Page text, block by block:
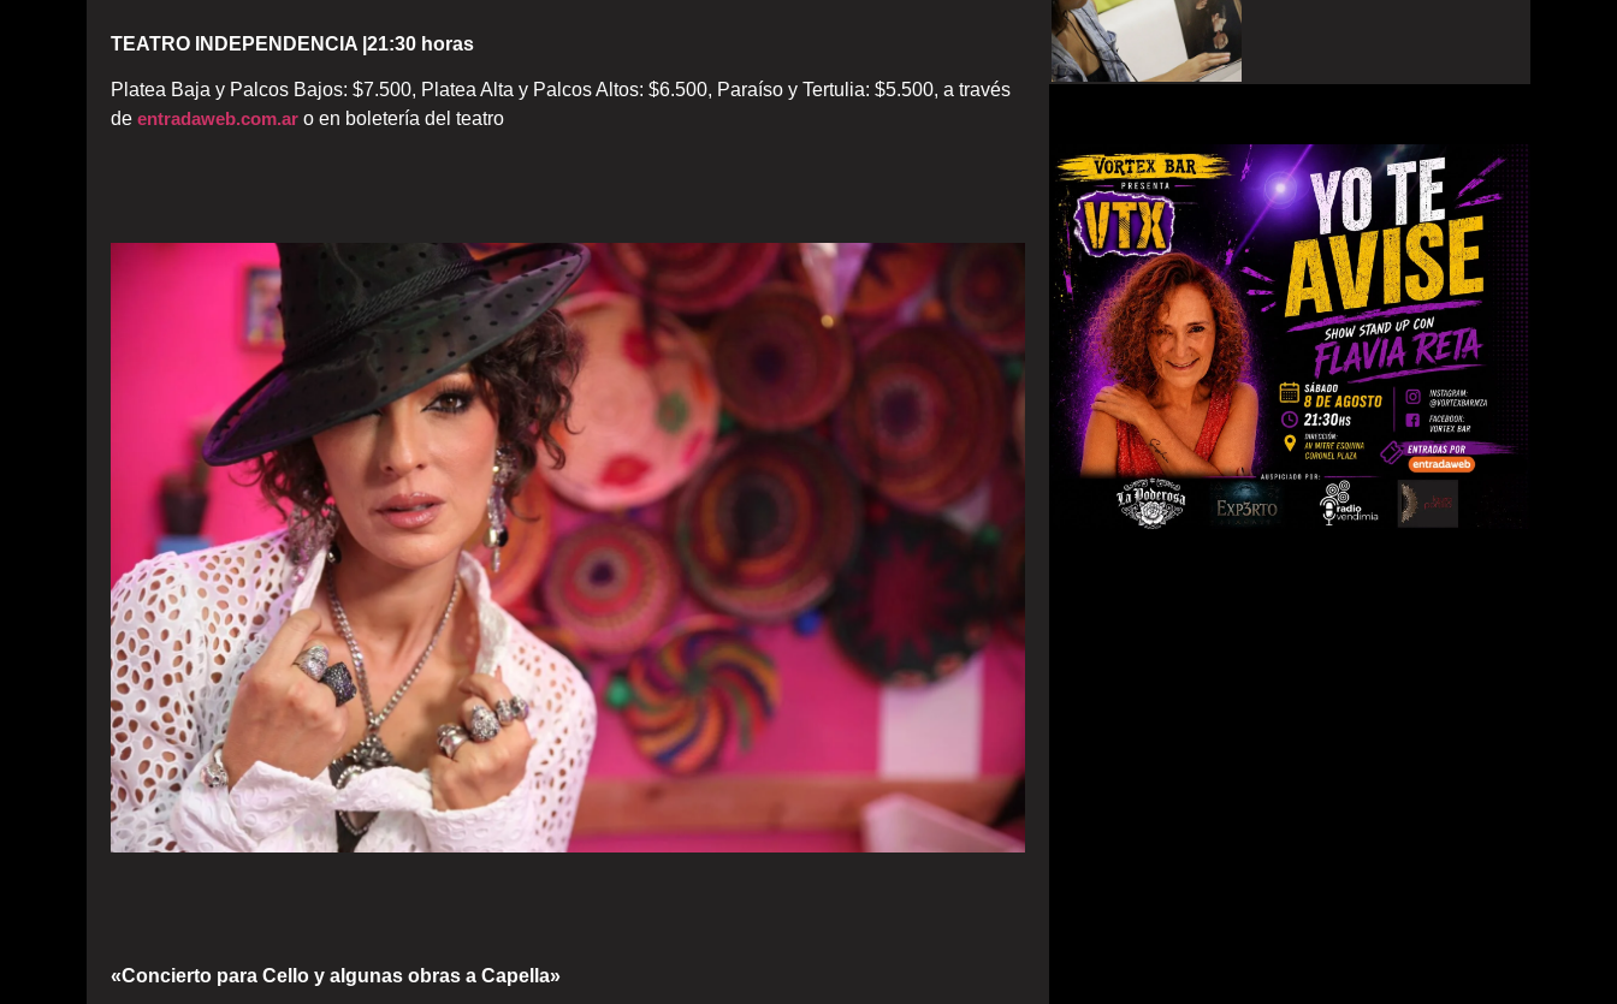
TEATRO INDEPENDENCIA |21:30 horas
Platea Baja y Palcos Bajos: $7.500, Platea Alta y Palcos Altos: $6.500, Paraíso y Tertulia: $5.500, a través
de entradaweb.com.ar o en boletería del teatro
«Concierto para Cello y algunas obras a Capella»